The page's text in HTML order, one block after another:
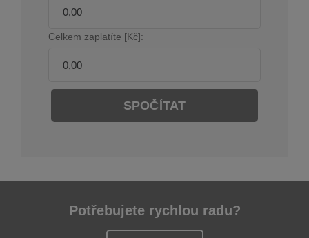
Celkem zaplatíte [Kč]:
SPOČÍTAT
Potřebujete rychlou radu?